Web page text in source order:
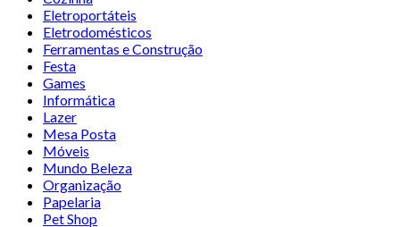
Eletroportáteis
Eletrodomésticos
Ferramentas e Construção
Festa
Games
Informática
Lazer
Mesa Posta
Móveis
Mundo Beleza
Organização
Papelaria
Pet Shop